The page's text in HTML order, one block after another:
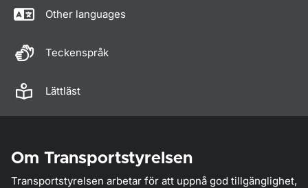
Other languages
Teckenspråk
Lättläst
Om Transportstyrelsen
Transportstyrelsen arbetar för att uppnå god tillgänglighet,